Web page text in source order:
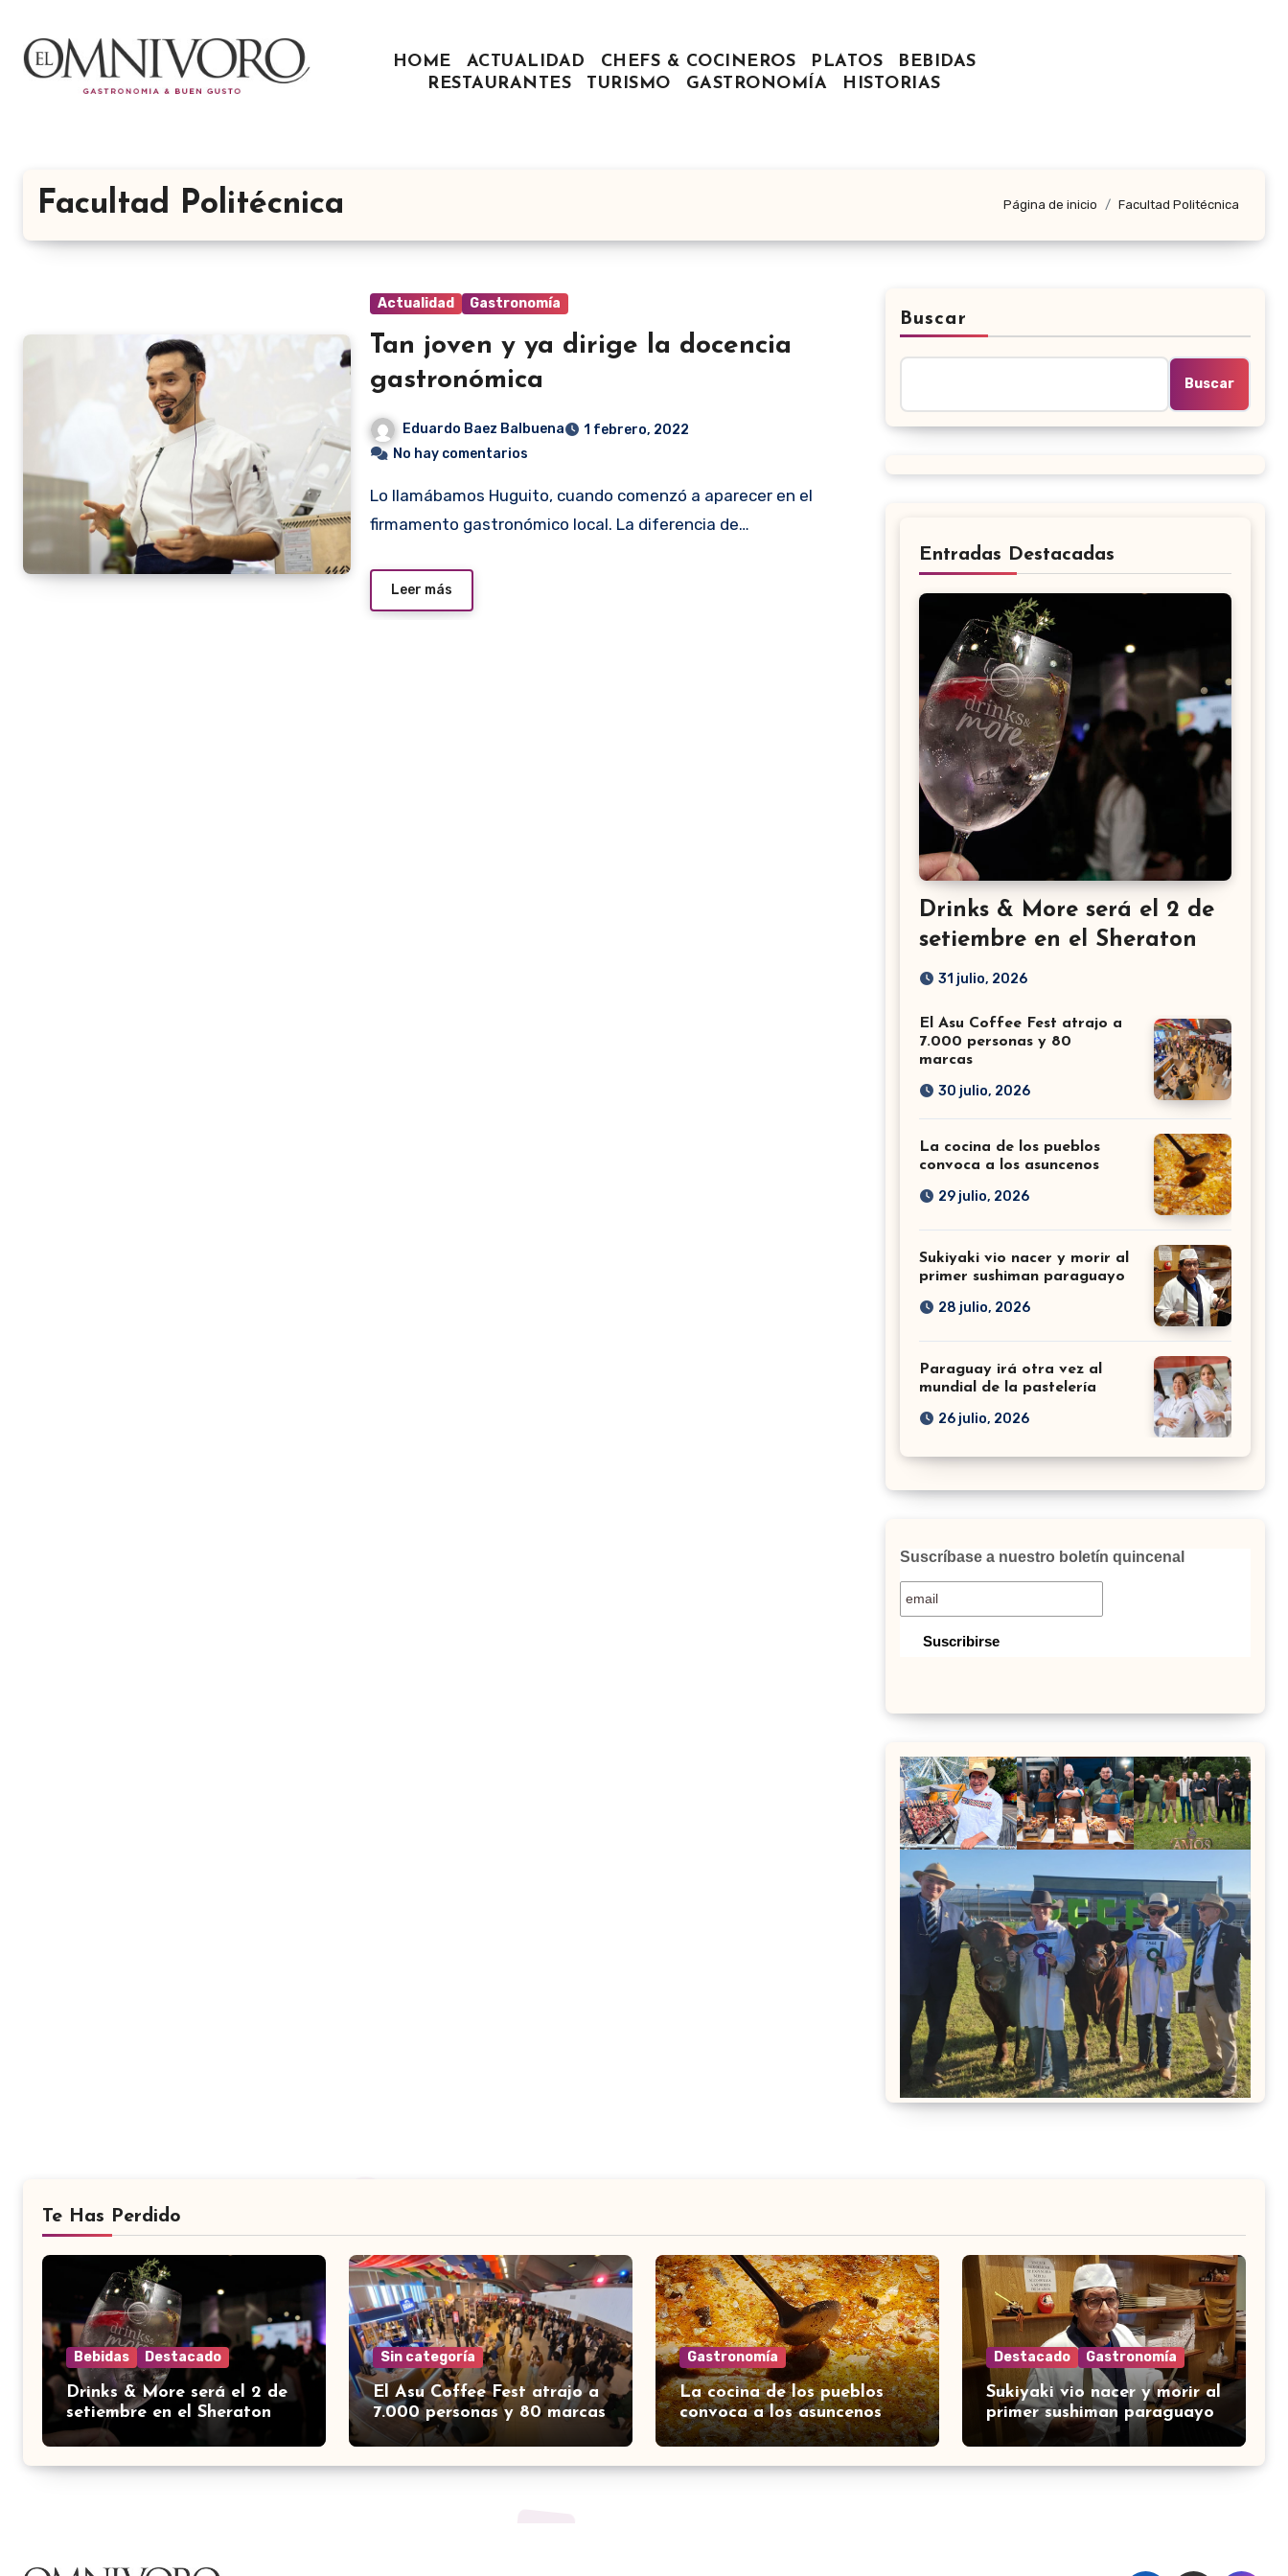
contenido
HOME ACTUALIDAD CHEFS & COCINEROS PLATOS
BEBIDAS
RESTAURANTES
TURISMO GASTRONOMÍA HISTORIAS
Facultad Politécnica Página de inicio Facultad Politécnica
Actualidad Gastronomía
Tan joven y ya dirige la docencia
gastronómica
Eduardo Baez Balbuena
1 febrero, 2022
No hay comentarios
Lo llamábamos Huguito, cuando comenzó a aparecer en el
firmamento gastronómico local. La diferencia de…
Leer más
Buscar
Buscar
Entradas Destacadas
Drinks & More será el 2 de
setiembre en el Sheraton
31 julio, 2026
El Asu Coffee Fest atrajo a
7.000 personas y 80
marcas
30 julio, 2026
La cocina de los pueblos
convoca a los asuncenos
29 julio, 2026
Sukiyaki vio nacer y morir al
primer sushiman paraguayo
28 julio, 2026
Paraguay irá otra vez al
mundial de la pastelería
26 julio, 2026
Suscríbase a nuestro boletín quincenal
Te Has Perdido
Bebidas Destacado
Drinks & More será el 2 de
setiembre en el Sheraton
Sin categoría
El Asu Coffee Fest atrajo a
7.000 personas y 80 marcas
Gastronomía
La cocina de los pueblos
convoca a los asuncenos
Destacado Gastronomía
Sukiyaki vio nacer y morir al
primer sushiman paraguayo